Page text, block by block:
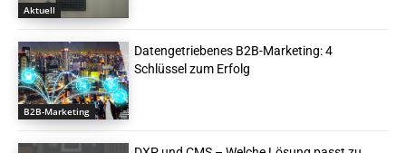
Aktuell
B2B-Marketing
Datengetriebenes B2B-Marketing: 4
Schlüssel zum Erfolg